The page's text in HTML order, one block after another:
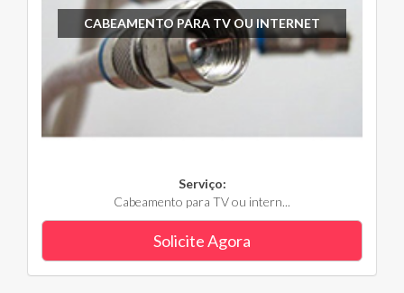
CABEAMENTO PARA TV OU INTERNET
Serviço:
Cabeamento para TV ou intern...
Solicite Agora